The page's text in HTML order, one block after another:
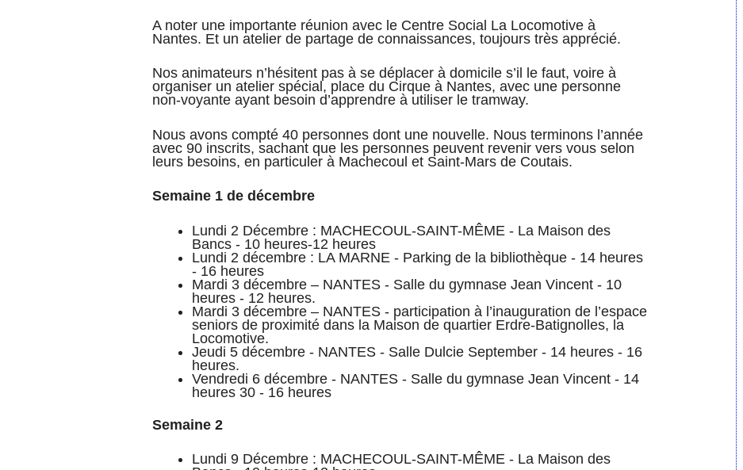
A noter une importante réunion avec le Centre Social La Locomotive à
Nantes. Et un atelier de partage de connaissances, toujours très apprécié.
Nos animateurs n’hésitent pas à se déplacer à domicile s’il le faut, voire à
organiser un atelier spécial, place du Cirque à Nantes, avec une personne
non-voyante ayant besoin d’apprendre à utiliser le tramway.
Nous avons compté 40 personnes dont une nouvelle. Nous terminons l’année
avec 90 inscrits, sachant que les personnes peuvent revenir vers vous selon
leurs besoins, en particuler à Machecoul et Saint-Mars de Coutais.
Semaine 1 de décembre
Lundi 2 Décembre : MACHECOUL-SAINT-MÊME - La Maison des
Bancs - 10 heures-12 heures
Lundi 2 décembre : LA MARNE - Parking de la bibliothèque - 14 heures
- 16 heures
Mardi 3 décembre – NANTES - Salle du gymnase Jean Vincent - 10
heures - 12 heures.
Mardi 3 décembre – NANTES - participation à l’inauguration de l’espace
seniors de proximité dans la Maison de quartier Erdre-Batignolles, la
Locomotive.
Jeudi 5 décembre - NANTES - Salle Dulcie September - 14 heures - 16
heures.
Vendredi 6 décembre - NANTES - Salle du gymnase Jean Vincent - 14
heures 30 - 16 heures
Semaine 2
Lundi 9 Décembre : MACHECOUL-SAINT-MÊME - La Maison des